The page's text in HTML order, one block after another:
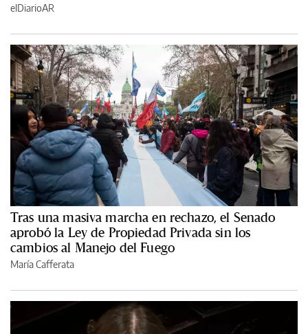
elDiarioAR
Tras una masiva marcha en rechazo, el Senado
aprobó la Ley de Propiedad Privada sin los
cambios al Manejo del Fuego
María Cafferata